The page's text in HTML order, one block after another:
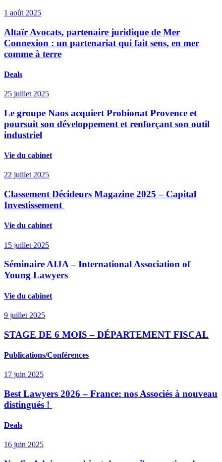
1 août 2025
Altaïr Avocats, partenaire juridique de Mer
Connexion : un partenariat qui fait sens, en mer
comme à terre
Deals
25 juillet 2025
Le groupe Naos acquiert Probionat Provence et
poursuit son développement et renforçant son outil
industriel
Vie du cabinet
22 juillet 2025
Classement Décideurs Magazine 2025 – Capital
Investissement
Vie du cabinet
15 juillet 2025
Séminaire AIJA – International Association of
Young Lawyers
Vie du cabinet
9 juillet 2025
STAGE DE 6 MOIS – DÉPARTEMENT FISCAL
Publications/Conférences
17 juin 2025
Best Lawyers 2026 – France: nos Associés à nouveau
distingués !
Deals
16 juin 2025